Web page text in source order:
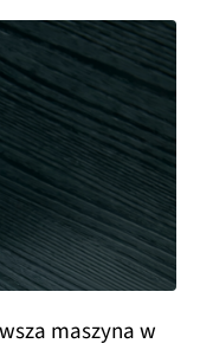
maszyna w